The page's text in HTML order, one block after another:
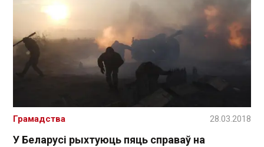
У Беларусі рыхтуюць пяць справаў на
Грамадства 28.03.2018